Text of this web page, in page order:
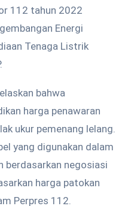
112 tahun 2022
Energi
Tenaga Listrik
bahwa
harga penawaran
ukur pemenang lelang.
yang digunakan dalam
berdasarkan negosiasi
harga patokan
Perpres 112.